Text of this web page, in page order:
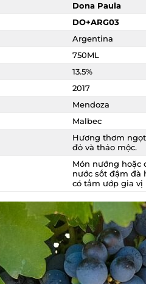
Dona Paula
DO+ARG03
Argentina
750ML
13.5%
2017
Mendoza
Malbec
Hương thơm ngọt
đỏ và thảo mộc.
Món nướng hoặc
nước sốt đậm đà
có tẩm ướp gia vị